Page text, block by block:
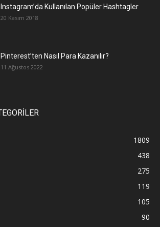
Instagram’da Kullanılan Popüler Hashtagler
20 Kasım 2018
Pinterest’ten Nasıl Para Kazanılır?
11 Ağustos 2022
1809
438
275
119
105
90